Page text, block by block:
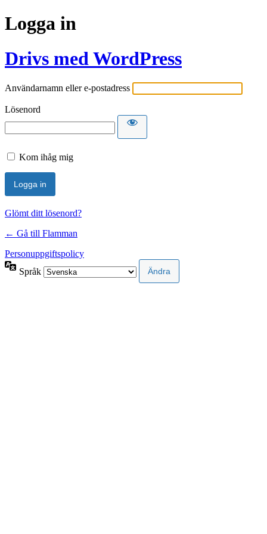
Logga in
Drivs med WordPress
Användarnamn eller e-postadress
Lösenord
Kom ihåg mig
Glömt ditt lösenord?
← Gå till Flamman
Personuppgiftspolicy
Språk